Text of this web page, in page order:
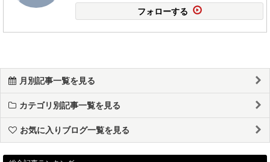
フォローする
月別記事一覧を見る
カテゴリ別記事一覧を見る
お気に入りブログ一覧を見る